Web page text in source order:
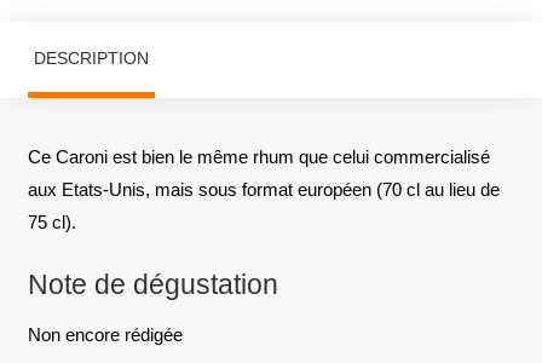
DESCRIPTION
Ce Caroni est bien le même rhum que celui commercialisé
aux Etats-Unis, mais sous format européen (70 cl au lieu de
75 cl).
Note de dégustation
Non encore rédigée